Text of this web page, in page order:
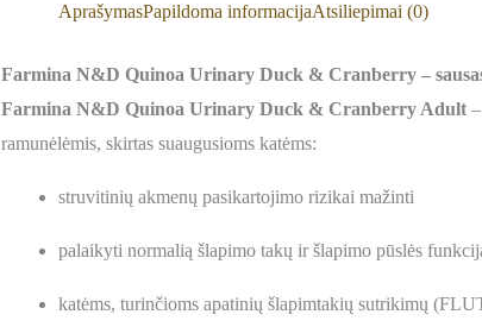
AprašymasPapildoma informacijaAtsiliepimai (0)
Farmina N&D Quinoa Urinary Duck & Cranberry –
Farmina N&D Quinoa Urinary Duck & Cranberry Adult–
ramunėlėmis, skirtas suaugusioms katėms:
struvitinių akmenų pasikartojimo rizikai mažinti
palaikyti normalią šlapimo takų ir šlapimo pūslės
katėms, turinčioms apatinių šlapimtakių sutrikimų